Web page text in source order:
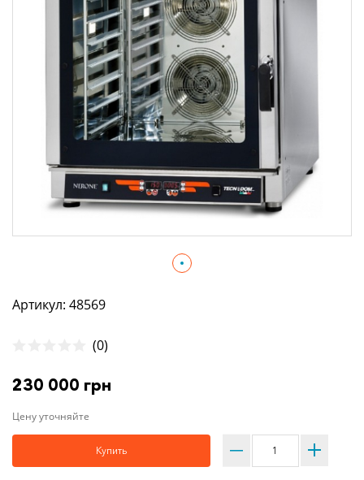
Артикул: 48569
(0)
230 000 грн
Цену уточняйте
Купить